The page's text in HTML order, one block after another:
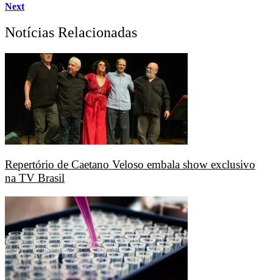
Next
Notícias Relacionadas
Repertório de Caetano Veloso embala show exclusivo
na TV Brasil